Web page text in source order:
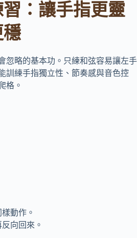
：讓手指更靈
忽略的基本功。只練和弦容易讓左手
訓練手指獨立性、節奏感與音色控
格。
動作。
向回來。